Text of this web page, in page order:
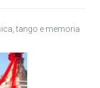
tango e memoria